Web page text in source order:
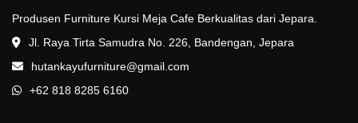
Produsen Furniture Kursi Meja Cafe Berkualitas dari Jepara.
Jl. Raya Tirta Samudra No. 226, Bandengan, Jepara
hutankayufurniture@gmail.com
+62 818 8285 6160